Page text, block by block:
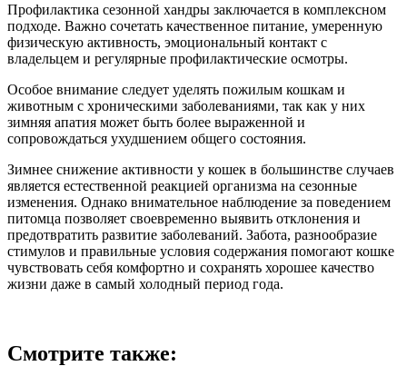
Профилактика сезонной хандры заключается в комплексном
подходе. Важно сочетать качественное питание, умеренную
физическую активность, эмоциональный контакт с
владельцем и регулярные профилактические осмотры.
Особое внимание следует уделять пожилым кошкам и
животным с хроническими заболеваниями, так как у них
зимняя апатия может быть более выраженной и
сопровождаться ухудшением общего состояния.
Зимнее снижение активности у кошек в большинстве случаев
является естественной реакцией организма на сезонные
изменения. Однако внимательное наблюдение за поведением
питомца позволяет своевременно выявить отклонения и
предотвратить развитие заболеваний. Забота, разнообразие
стимулов и правильные условия содержания помогают кошке
чувствовать себя комфортно и сохранять хорошее качество
жизни даже в самый холодный период года.
Смотрите также: